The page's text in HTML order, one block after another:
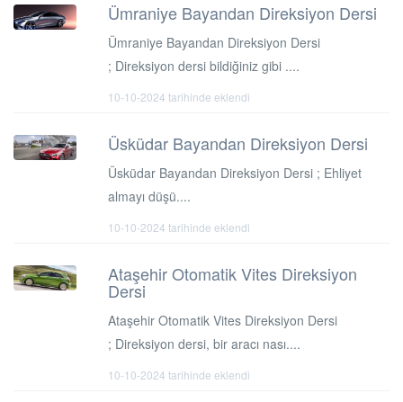
Ümraniye Bayandan Direksiyon Dersi
Ümraniye Bayandan Direksiyon Dersi
; Direksiyon dersi bildiğiniz gibi ....
10-10-2024 tarihinde eklendi
Üsküdar Bayandan Direksiyon Dersi
Üsküdar Bayandan Direksiyon Dersi ; Ehliyet
almayı düşü....
10-10-2024 tarihinde eklendi
Ataşehir Otomatik Vites Direksiyon
Dersi
Ataşehir Otomatik Vites Direksiyon Dersi
; Direksiyon dersi, bir aracı nası....
10-10-2024 tarihinde eklendi